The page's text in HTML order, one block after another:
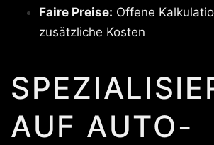
Faire Preise: Offene
zusätzliche Kosten
AUF AUTO-